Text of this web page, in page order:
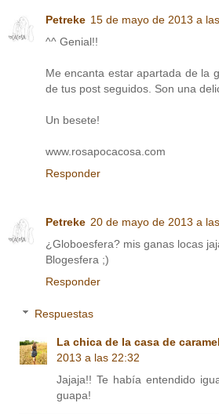
Petreke 15 de mayo de 2013 a
^^ Genial!!
Me encanta estar apartada de la
de tus post seguidos. Son una
Un besete!
www.rosapocacosa.com
Responder
Petreke 20 de mayo de 2013 a
¿Globoesfera? mis ganas locas
Blogesfera ;)
Responder
Respuestas
La chica de la casa de
2013 a las 22:32
Jajaja!! Te había entendido
guapa!